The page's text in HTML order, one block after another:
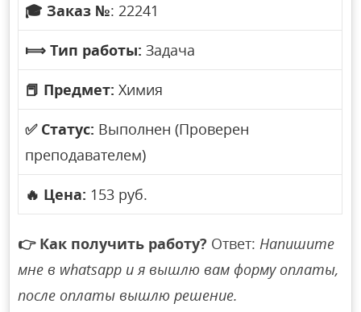
🎓 Заказ №: 22241
⟾ Тип работы: Задача
📕 Предмет: Химия
✅ Статус: Выполнен (Проверен
преподавателем)
🔥 Цена: 153 руб.
👉 Как получить работу? Ответ:Напишите
мне в whatsapp и я вышлю вам форму оплаты,
после оплаты вышлю решение.